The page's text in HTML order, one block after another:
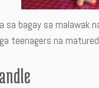
bagay sa malawak
teenagers na